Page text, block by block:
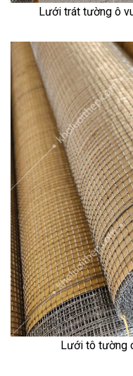
Lưới trát tường ô
Lưới tô tường